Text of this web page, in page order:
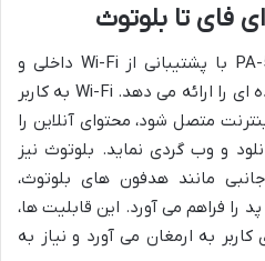
فای تا بلوتوث
تلویزیون پانورامیک PA-50SA3657 با پشتیبانی از Wi-Fi داخلی و
بلوتوث، امکانات ارتباطی گسترده ای را ارائه می دهد. Wi-Fi به کاربر
متصل شود، محتوای آنلاین را
و وب گردی نماید. بلوتوث نیز
مانند هدفون های بلوتوث،
را فراهم می آورد. این قابلیت ها،
کاربر به ارمغان می آورد و نیاز به